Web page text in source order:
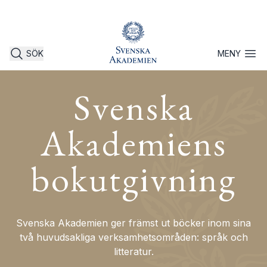
SÖK MENYÖppna
Svenska
Akademiens
bokutgivning
Svenska Akademien ger främst ut böcker inom sina
två huvudsakliga verksamhetsområden: språk och
litteratur.